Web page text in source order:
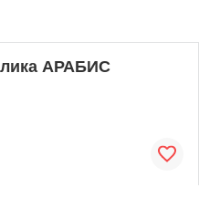
АРАБИС